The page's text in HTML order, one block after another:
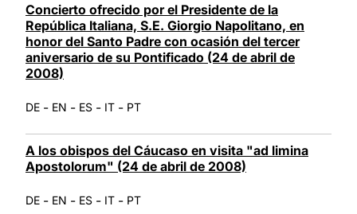
Concierto ofrecido por el Presidente de la
República Italiana, S.E. Giorgio Napolitano, en
honor del Santo Padre con ocasión del tercer
aniversario de su Pontificado (24 de abril de
2008)
DE - EN - ES - IT - PT
A los obispos del Cáucaso en visita "ad limina
Apostolorum" (24 de abril de 2008)
DE - EN - ES - IT - PT